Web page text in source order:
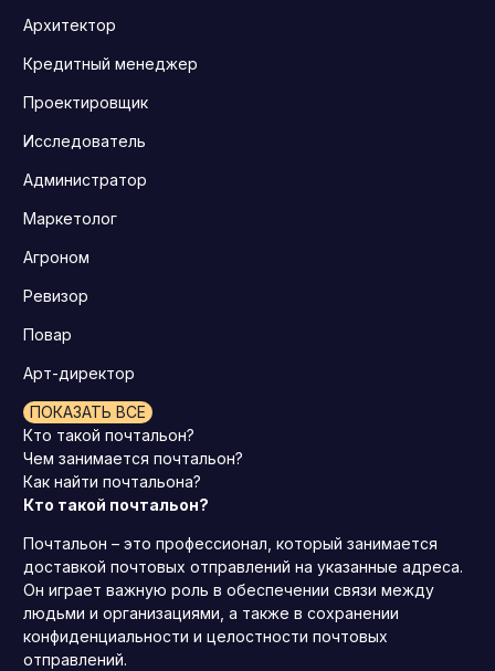
Архитектор
Кредитный менеджер
Проектировщик
Исследователь
Администратор
Маркетолог
Агроном
Ревизор
Повар
Арт-директор
ПОКАЗАТЬ ВСЕ
Кто такой почтальон?
Чем занимается почтальон?
Как найти почтальона?
Кто такой почтальон?
Почтальон – это профессионал, который занимается
доставкой почтовых отправлений на указанные адреса.
Он играет важную роль в обеспечении связи между
людьми и организациями, а также в сохранении
конфиденциальности и целостности почтовых
отправлений.